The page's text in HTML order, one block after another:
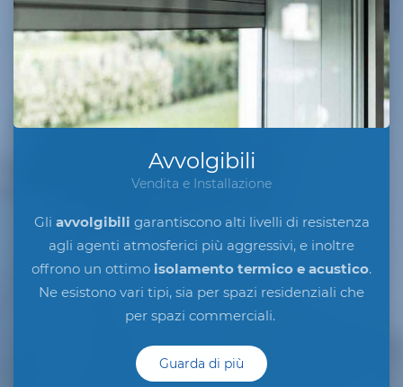
Avvolgibili
Vendita e Installazione
Gli avvolgibili garantiscono alti livelli di resistenza
agli agenti atmosferici più aggressivi, e inoltre
offrono un ottimo isolamento termico e acustico.
Ne esistono vari tipi, sia per spazi residenziali che
per spazi commerciali.
Guarda di più